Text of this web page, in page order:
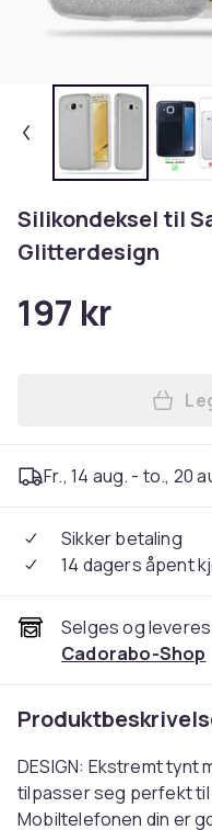
Silikondeksel til
Glitterdesign
197 kr
Fr., 14 aug. - to., 20
Sikker betaling
14 dagers åpent
Selges og
Cadorabo-Shop
DESIGN: Ekstremt tynt
tilpasser seg perfekt
Mobiltelefonen din er